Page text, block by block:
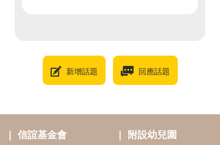
新增話題 回應話題
信誼基金會 附設幼兒園